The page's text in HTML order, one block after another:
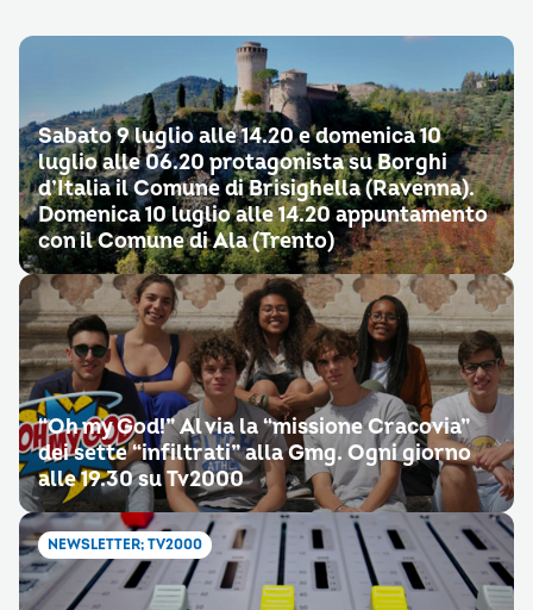
Sabato 9 luglio alle 14.20 e domenica 10
luglio alle 06.20 protagonista su Borghi
d’Italia il Comune di Brisighella (Ravenna).
Domenica 10 luglio alle 14.20 appuntamento
con il Comune di Ala (Trento)
“Oh my God!” Al via la “missione Cracovia”
dei sette “infiltrati” alla Gmg. Ogni giorno
alle 19.30 su Tv2000
NEWSLETTER; TV2000